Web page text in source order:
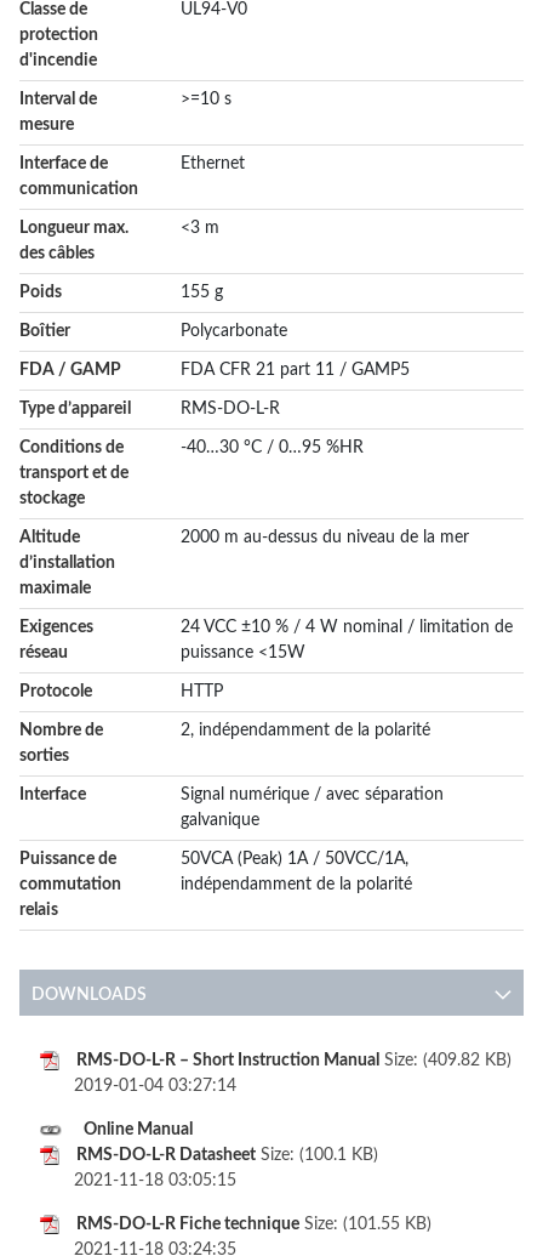
Classe de
protection
d'incendie
UL94-V0
Interval de
mesure
>=10 s
Interface de
communication
Ethernet
Longueur max.
des câbles
<3 m
Poids 155 g
Boîtier Polycarbonate
FDA / GAMP FDA CFR 21 part 11 / GAMP5
Type d’appareil RMS-DO-L-R
Conditions de
transport et de
stockage
-40…30 °C / 0…95 %HR
Altitude
d’installation
maximale
2000 m au-dessus du niveau de la mer
Exigences
réseau
24 VCC ±10 % / 4 W nominal / limitation de
puissance <15W
Protocole HTTP
Nombre de
sorties
2, indépendamment de la polarité
Interface
Signal numérique / avec séparation
galvanique
Puissance de
commutation
relais
50VCA (Peak) 1A / 50VCC/1A,
indépendamment de la polarité
DOWNLOADS
RMS-DO-L-R – Short Instruction Manual Size: (409.82 KB)
2019-01-04 03:27:14
Online Manual
RMS-DO-L-R Datasheet Size: (100.1 KB)
2021-11-18 03:05:15
RMS-DO-L-R Fiche technique Size: (101.55 KB)
2021-11-18 03:24:35